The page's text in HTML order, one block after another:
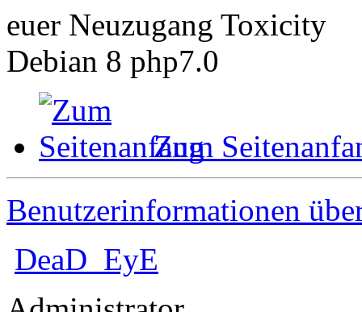
euer Neuzugang Toxicity
Debian 8 php7.0
Zum
Benutzerinformationen
DeaD_EyE